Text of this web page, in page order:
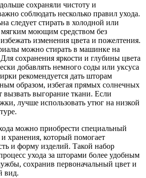
сохраняли чистоту и
соблюдать несколько правил ухода.
следует стирать в холодной или
мягким моющим средством без
изменения цвета и пожелтения.
можно стирать в машинке на
сохранения яркости и глубины цвета
добавлять немного соды или уксуса
рекомендуется дать шторам
образом, избегая прямых солнечных
вызвать выгорание ткани. Если
лучше использовать утюг на низкой
можно приобрести специальный
хранения, который помогает
и форму изделий. Такой набор
ухода за шторами более удобным
сохранив первоначальный цвет и
вид.